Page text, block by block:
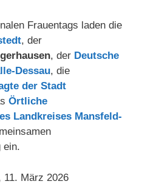
Frauentags laden die
, der
, der Deutsche
Dessau, die
der Stadt
Örtliche
Landkreises Mansfeld-
ein.
11. März 2026